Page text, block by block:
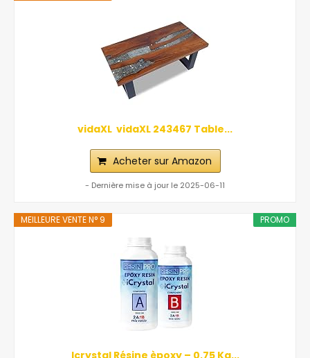
vidaXL ‎ vidaXL‎ ‎243467 Table...
Acheter sur Amazon
- Dernière mise à jour le 2025-06-11
PROMO
MEILLEURE VENTE N° 9
Icrystal Résine èpoxy – 0,75 Kg...